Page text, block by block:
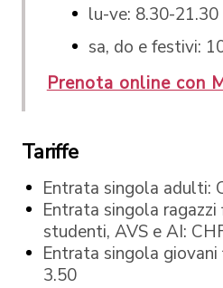
lu-ve: 8.30-21.30
sa, do e festivi:
Prenota online con
Tariffe
Entrata singola adulti:
Entrata singola ragazzi
studenti, AVS e AI:
Entrata singola
3.50